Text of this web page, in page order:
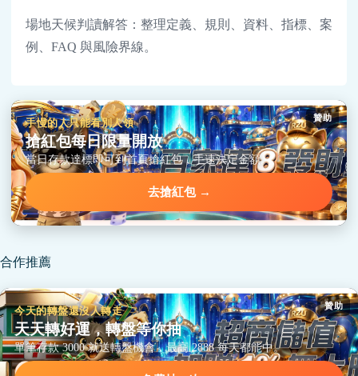
場地天候判讀解答：整理定義、規則、資料、指標、案
例、FAQ 與風險界線。
贊助
手慢的人只能看別人領
搶紅包每日限量開放
當日存款達標即可到首頁搶紅包，手速決定金額。
去搶紅包 →
合作推薦
贊助
今天的轉盤還沒人轉走
天天轉好運，轉盤等你抽
單筆存款 3000 就送轉盤機會，最高 2888 每天都能中。